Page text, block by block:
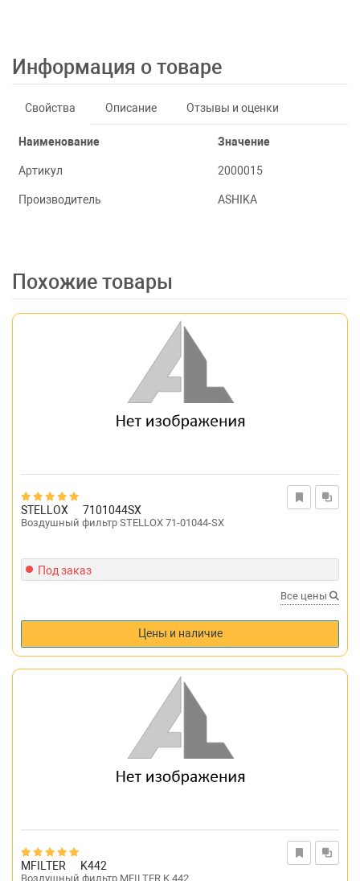
Информация о товаре
Свойства Описание Отзывы и оценки
Наименование Значение
Артикул 2000015
Производитель ASHIKA
Похожие товары
STELLOX 7101044SX
Воздушный фильтр STELLOX 71-01044-SX
Под заказ
Все цены
Цены и наличие
MFILTER K442
Воздушный фильтр MFILTER K 442